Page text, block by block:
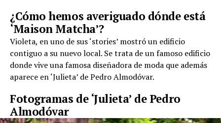
¿Cómo hemos averiguado dónde está
‘Maison Matcha’?
Violeta, en uno de sus ‘stories’ mostró un edificio
contiguo a su nuevo local. Se trata de un famoso edificio
donde vive una famosa diseñadora de moda que además
aparece en ‘Julieta’ de Pedro Almodóvar.
Fotogramas de ‘Julieta’ de Pedro
Almodóvar